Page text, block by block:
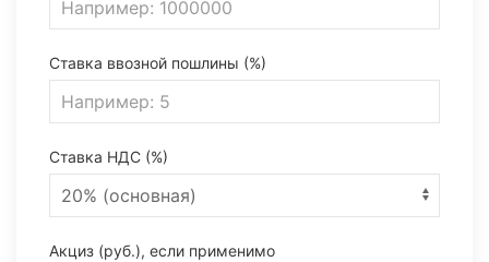
Ставка ввозной пошлины (%)
Ставка НДС (%)
Акциз (руб.), если применимо